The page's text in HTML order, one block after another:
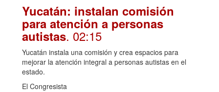
Yucatán: instalan comisión
para atención a personas
autistas. 02:15
Yucatán instala una comisión y crea espacios para
mejorar la atención integral a personas autistas en el
estado.
El Congresista